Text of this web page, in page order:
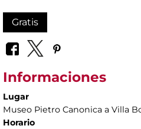
Gratis
Informaciones
Lugar
Museo Pietro Canonica a Villa
Horario